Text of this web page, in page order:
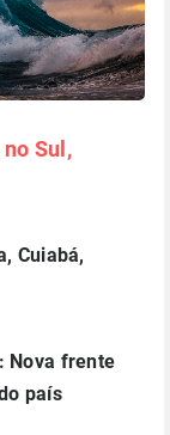
Sul,
Cuiabá,
Nova frente
país